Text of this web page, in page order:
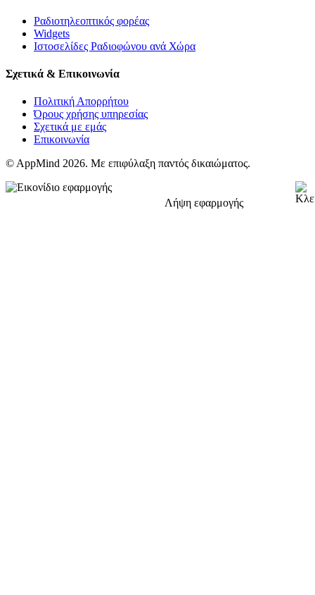
Ραδιοτηλεοπτικός φορέας
Widgets
Ιστοσελίδες Ραδιοφώνου ανά Χώρα
Σχετικά & Επικοινωνία
Πολιτική Απορρήτου
Όρους χρήσης υπηρεσίας
Σχετικά με εμάς
Επικοινωνία
© AppMind 2026. Με επιφύλαξη παντός δικαιώματος.
Λήψη εφαρμογής